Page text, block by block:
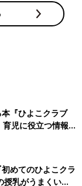
『ひよこクラブ
児に役立つ情報が
めてのひよこクラ
授乳がうまくい